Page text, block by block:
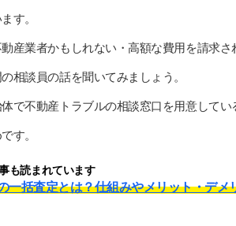
す。
産業者かもしれない・高額な費用を請求
相談員の話を聞いてみましょう。
で不動産トラブルの相談窓口を用意して
す。
も読まれています
一括査定とは？仕組みやメリット・デメ